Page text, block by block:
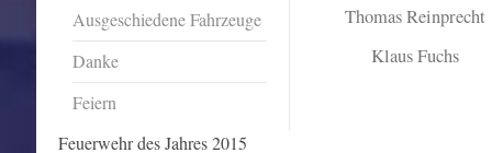
Ausgeschiedene Fahrzeuge
Danke
Feiern
Feuerwehr des Jahres 2015
Thomas Reinprecht
Klaus Fuchs